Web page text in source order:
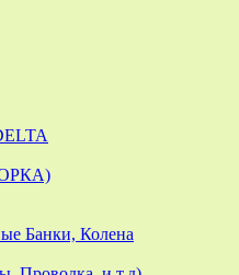
Банки, Колена